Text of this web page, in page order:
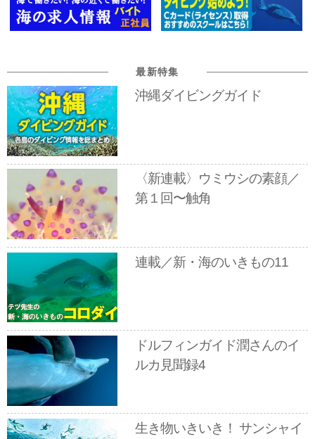
最新特集
沖縄ダイビングガイド
〈新連載〉ウミウシの素顔／
第１回〜触角
連載／新・海のいきもの11
ドルフィンガイド潤さんのイ
ルカ見聞録4
生き物いきいき！ サンシャイ